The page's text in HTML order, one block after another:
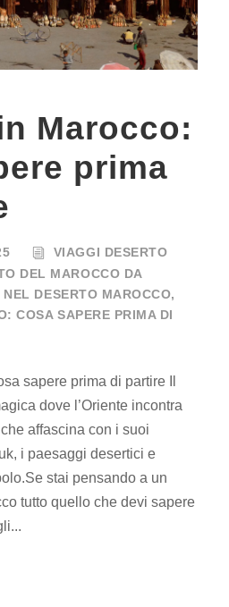
Marocco:
prima
VIAGGI DESERTO
DEL MAROCCO DA
DESERTO MAROCCO,
COSA SAPERE PRIMA DI
sapere prima di partire Il
dove l’Oriente incontra
affascina con i suoi
i paesaggi desertici e
stai pensando a un
tutto quello che devi sapere